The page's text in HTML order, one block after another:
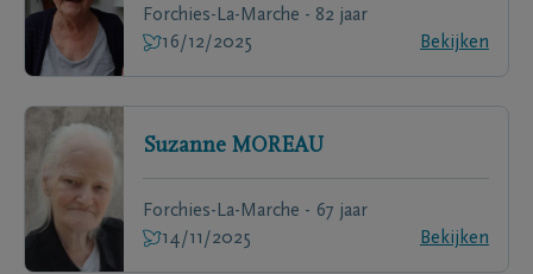
Forchies-La-Marche - 82 jaar
16/12/2025
Bekijken
Suzanne MOREAU
Forchies-La-Marche - 67 jaar
14/11/2025
Bekijken